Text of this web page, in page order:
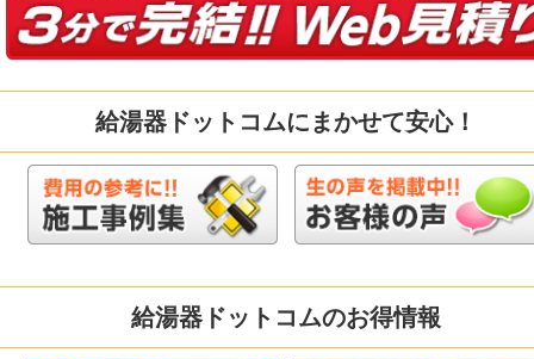
給湯器ドットコムにまかせて安心！
給湯器ドットコムのお得情報